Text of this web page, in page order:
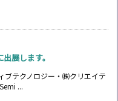
展します。
ブテクノロジー・㈱クリエイテ
...